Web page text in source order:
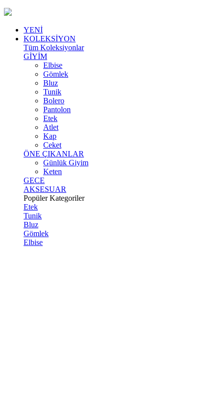
YENİ
KOLEKSİYON
Tüm Koleksiyonlar
GİYİM
Elbise
Gömlek
Bluz
Tunik
Bolero
Pantolon
Etek
Atlet
Kap
Ceket
ÖNE ÇIKANLAR
Günlük Giyim
Keten
GECE
AKSESUAR
Popüler Kategoriler
Etek
Tunik
Bluz
Gömlek
Elbise